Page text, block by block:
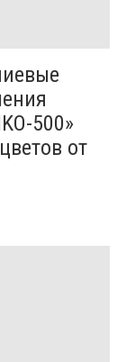
500»
от